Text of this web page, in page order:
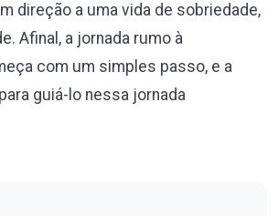
direção a uma vida de sobriedade,
Afinal, a jornada rumo à
com um simples passo, e a
guiá-lo nessa jornada